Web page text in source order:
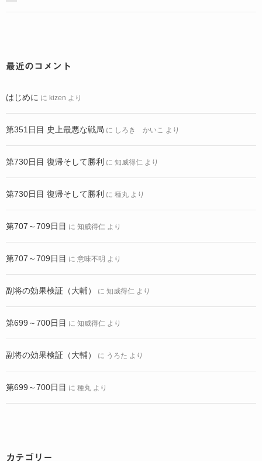
最近のコメント
はじめに に kizen より
第351日目 史上最悪な戦局 に しろき かいこ より
第730日目 復帰そして勝利 に 知威得仁 より
第730日目 復帰そして勝利 に 種丸 より
第707～709日目 に 知威得仁 より
第707～709日目 に 意味不明 より
副将の効果検証（大輔） に 知威得仁 より
第699～700日目 に 知威得仁 より
副将の効果検証（大輔） に うろた より
第699～700日目 に 種丸 より
カテゴリー